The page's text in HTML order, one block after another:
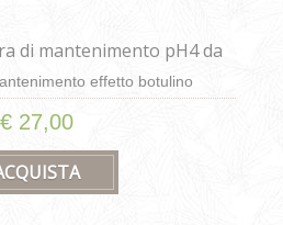
di mantenimento pH4 da
200ml
effetto botulino
€ 27,00